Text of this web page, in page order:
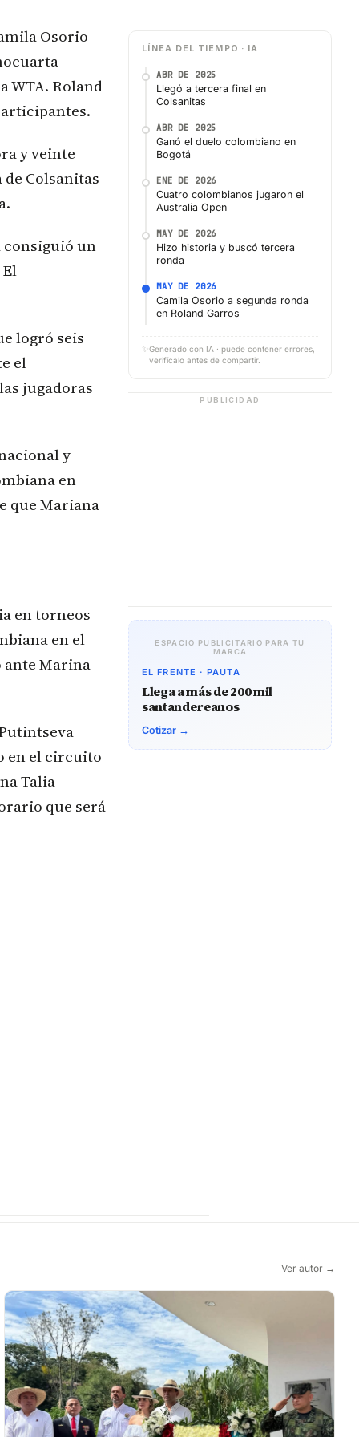
Osorio
WTA. Roland
y veinte
Colsanitas
consiguió un
logró seis
el
jugadoras
y
en
que Mariana
en torneos
en el
Marina
en el circuito
Talia
que será
LÍNEA DEL TIEMPO · IA
ABR DE 2025
Llegó a tercera final en
Colsanitas
ABR DE 2025
Ganó el duelo colombiano en
Bogotá
ENE DE 2026
Cuatro colombianos jugaron el
Australia Open
MAY DE 2026
Hizo historia y buscó tercera
ronda
MAY DE 2026
Camila Osorio a segunda ronda
en Roland Garros
✨ Generado con IA · puede contener errores,
verifícalo antes de compartir.
PUBLICIDAD
ESPACIO PUBLICITARIO PARA TU
MARCA
EL FRENTE · PAUTA
Llega a más de 200 mil
santandereanos
Cotizar →
Ver autor →